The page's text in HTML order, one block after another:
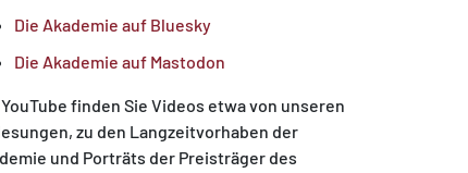
Die Akademie auf Bluesky
Die Akademie auf Mastodon
finden Sie Videos etwa von unseren
zu den Langzeitvorhaben der
und Porträts der Preisträger des